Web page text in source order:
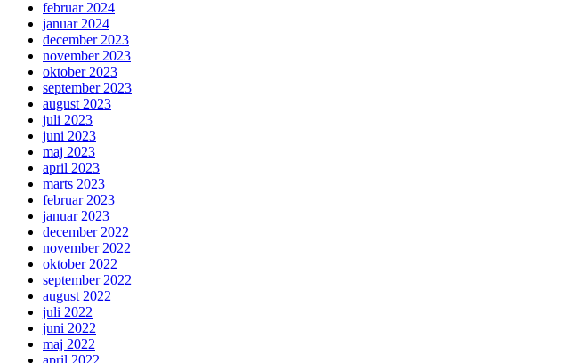
februar 2024
januar 2024
december 2023
november 2023
oktober 2023
september 2023
august 2023
juli 2023
juni 2023
maj 2023
april 2023
marts 2023
februar 2023
januar 2023
december 2022
november 2022
oktober 2022
september 2022
august 2022
juli 2022
juni 2022
maj 2022